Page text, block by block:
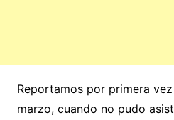
Reportamos por primera
marzo, cuando no pudo